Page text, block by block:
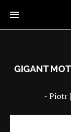
GIGANT
-Piotr